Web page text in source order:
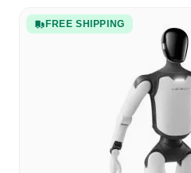
FREE SHIPPING